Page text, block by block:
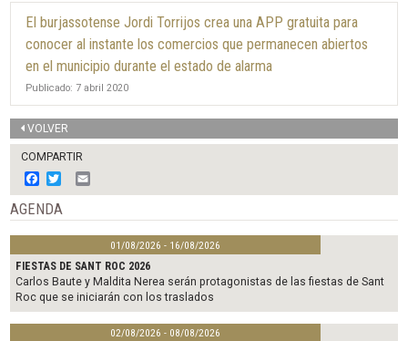
El burjassotense Jordi Torrijos crea una APP gratuita para
conocer al instante los comercios que permanecen abiertos
en el municipio durante el estado de alarma
Publicado: 7 abril 2020
VOLVER
COMPARTIR
F
a
c
e
b
o
o
k
w
i
t
t
e
r
m
i
l
AGENDA
01/08/2026 - 16/08/2026
FIESTAS DE SANT ROC 2026
Carlos Baute y Maldita Nerea serán protagonistas de las fiestas de Sant
Roc que se iniciarán con los traslados
02/08/2026 - 08/08/2026